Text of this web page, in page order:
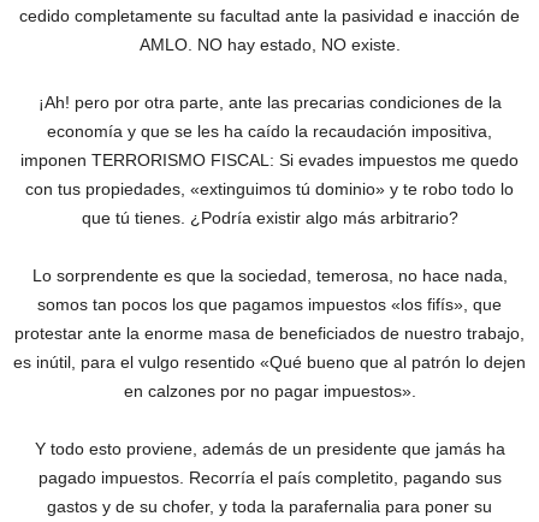
cedido completamente su facultad ante la pasividad e inacción de
AMLO. NO hay estado, NO existe.
¡Ah! pero por otra parte, ante las precarias condiciones de la
economía y que se les ha caído la recaudación impositiva,
imponen TERRORISMO FISCAL: Si evades impuestos me quedo
con tus propiedades, «extinguimos tú dominio» y te robo todo lo
que tú tienes. ¿Podría existir algo más arbitrario?
Lo sorprendente es que la sociedad, temerosa, no hace nada,
somos tan pocos los que pagamos impuestos «los fifís», que
protestar ante la enorme masa de beneficiados de nuestro trabajo,
es inútil, para el vulgo resentido «Qué bueno que al patrón lo dejen
en calzones por no pagar impuestos».
Y todo esto proviene, además de un presidente que jamás ha
pagado impuestos. Recorría el país completito, pagando sus
gastos y de su chofer, y toda la parafernalia para poner su